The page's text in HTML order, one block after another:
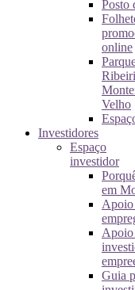
Posto
online
Velho
Investidores
Espaço
investidor
em
Apoio
Apoio
Guia